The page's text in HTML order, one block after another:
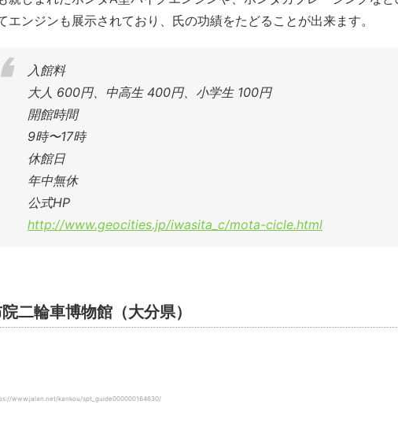
エンジンも展示されており、氏の功績をたどることが出来ます。
入館料
大人 600円、中高生 400円、小学生 100円
開館時間
9時〜17時
休館日
年中無休
公式HP
http://www.geocities.jp/iwasita_c/mota-cicle.html
二輪車博物館（大分県）
www.jalan.net/kankou/spt_guide000000164630/